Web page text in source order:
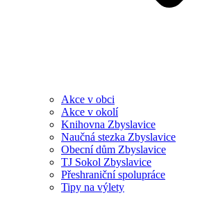
Akce v obci
Akce v okolí
Knihovna Zbyslavice
Naučná stezka Zbyslavice
Obecní dům Zbyslavice
TJ Sokol Zbyslavice
Přeshraniční spolupráce
Tipy na výlety